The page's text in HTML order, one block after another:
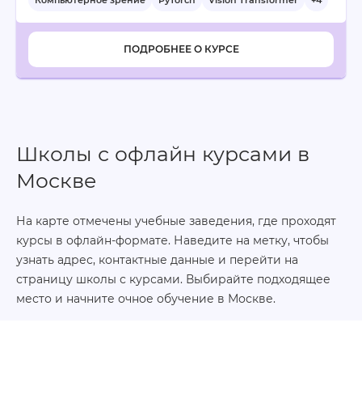
ПОДРОБНЕЕ О КУРСЕ
Школы с офлайн курсами в
Москве
На карте отмечены учебные заведения, где проходят
курсы в офлайн-формате. Наведите на метку, чтобы
узнать адрес, контактные данные и перейти на
страницу школы с курсами. Выбирайте подходящее
место и начните очное обучение в Москве.